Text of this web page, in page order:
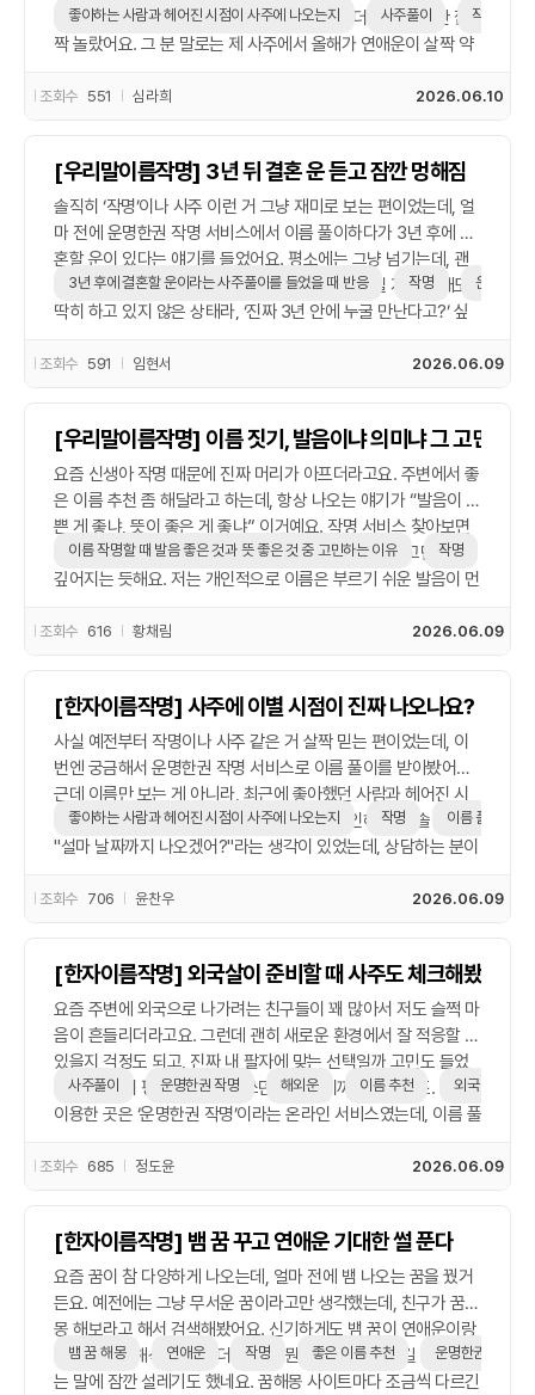
요즘은 이름이나 관계 고민 있으면 작명 서비스 한 번쯤 참고해보
는 것도 나쁘지 않은 것 같아요. 아무튼 이런 경험이 처음은 아니
요. 저랑 비슷한 고민 있는 분들은 가볍게 이름 풀이 받아보면서
풀이도 해주고, 최근에 힘든 일이 있었냐고 묻더라고요. 순간 깜
짝 놀랐어요. 그 분 말로는 제 사주에서 올해가 연애운이 살짝 약
솔직히 반신반의했는데, 진짜 그 해에 헤어졌던 거라 신기하긴 했
이름 추천받으면서 이름풀이로 제 성격이나 연애 스타일까지 얘
기해주셔서 나름 재밌었어요. 신생아 작명처럼 완전히 새로 이름
을 바꾸는 건 아니지만, 이름이 가진 힘에 대해 생각해보게 되더
라고요. 다시 돌아보면, 이별 시점이 정확히 나온다고 믿을 건 아
니지만, 나름 위로도 되고 새로운 시각도 얻게 됐어요. 요즘엔 궁
금하면 한번쯤 사주풀이나 작명 상담 받아보는 것도 나쁘지 않은
좋아하는 사람과 헤어진 시점이 사주에 나오는지 사주풀이 작명
조회수 551 심라희 2026.06.10
[우리말이름작명] 3년 뒤 결혼 운 듣고 잠깐 멍해짐
솔직히 ‘작명’이나 사주 이런 거 그냥 재미로 보는 편이었는데, 얼
마 전에 운명한권 작명 서비스에서 이름 풀이하다가 3년 후에 결
혼할 운이 있다는 얘기를 들었어요. 평소에는 그냥 넘기는데, 괜
히 그 말 한마디가 머릿속에 계속 남더라구요. 사실 지금 연애도
딱히 하고 있지 않은 상태라, ‘진짜 3년 안에 누굴 만난다고?’ 싶
이름 추천이라도 다시 받아야 하나 싶기도 하고요. 이름 하나 바
니 다들 ‘그런 거 믿냐’면서도, 은근히 자기 사주도 찾아보더라고
요. 뭐랄까, 미래에 대한 단순한 호기심이랄까… 3년 후면 뭐든 바
뀔 수 있다는 생각에, 괜히 그 시기가 기다려지는 느낌도 있었어
요. 한편으론, 지금은 내 이름도, 내 삶도 그냥 자연스럽게 흘러가
게 두고 싶다는 생각도 들었어요. 사주풀이든 이름 풀이든 가끔은
이런 소소한 재미가 또 삶에 자극이 되기도 하는 듯합니다.
3년 후에 결혼할 운이라는 사주풀이를 들었을 때 반응 작명 운명한권
조회수 591 임현서 2026.06.09
[우리말이름작명] 이름 짓기, 발음이냐 의미냐 그 고민
요즘 신생아 작명 때문에 진짜 머리가 아프더라고요. 주변에서 좋
은 이름 추천 좀 해달라고 하는데, 항상 나오는 얘기가 “발음이 예
쁜 게 좋냐, 뜻이 좋은 게 좋냐” 이거예요. 작명 서비스 찾아보면
다들 각자 장단점 얘기해주는데, 실제로 지을 땐 막상 고민이 더
깊어지는 듯해요. 저는 개인적으로 이름은 부르기 쉬운 발음이 먼
하거나 너무 흔한 느낌이 들면 또 고민이 시작됩니다. 가족 중에
여러 번 불러보면서, 발음이 입에 착 붙는 것도 꽤 중요하다고 느
꼈어요. 반대로, 나중에 본인이 이름의 뜻을 궁금해할 수도 있으
니 그 의미도 무시할 수 없더라고요. 실제로 작명할 때 이 두 가지
사이에서 고민한 경험, 진짜 누구나 한 번쯤 겪는 것 같아요. 최종
적으로는 발음과 의미 둘 다 놓치지 않는 선에서 결정했는데, 쉽
지 않았던 만큼 뭔가 더 애착이 생기더라고요. 이름 짓기라는 게
습니다.
이름 작명할 때 발음 좋은 것과 뜻 좋은 것 중 고민하는 이유 작명
조회수 616 황채림 2026.06.09
[한자이름작명] 사주에 이별 시점이 진짜 나오나요?
사실 예전부터 작명이나 사주 같은 거 살짝 믿는 편이었는데, 이
번엔 궁금해서 운명한권 작명 서비스로 이름 풀이를 받아봤어요.
근데 이름만 보는 게 아니라, 최근에 좋아했던 사람과 헤어진 시
점이 사주에 나온다는 얘기를 들어서 직접 확인해봤죠. 솔직히
"설마 날짜까지 나오겠어?"라는 생각이 있었는데, 상담하는 분이
요. 이게 완전 날짜까지 맞진 않았지만, 흐름이나 분위기는 진짜
준다는 설명도 들으니 괜히 새 이름으로 바꾸고 싶어지더라고요.
요즘은 신생아 작명도 사주랑 같이 많이 본다고 하던데, 진짜 애
들 이름 짓는 데 참고할만하긴 한 듯요. 아무튼 사주가 무조건 맞
다고 할 순 없지만, 내 인생에 있었던 큰 이별 같은 시기를 비슷하
게 짚어주니까 한 번쯤 경험해볼 만하다고 생각해요. 괜히 예전
일 다시 떠올리면서 묘하게 위로도 되고요.
좋아하는 사람과 헤어진 시점이 사주에 나오는지 작명 이름 풀이
조회수 706 윤찬우 2026.06.09
[한자이름작명] 외국살이 준비할 때 사주도 체크해봤어요
요즘 주변에 외국으로 나가려는 친구들이 꽤 많아서 저도 슬쩍 마
음이 흔들리더라고요. 그런데 괜히 새로운 환경에서 잘 적응할 수
있을지 걱정도 되고, 진짜 내 팔자에 맞는 선택일까 고민도 들었
어요. 그래서 평소에 신경 안 쓰던 사주풀이까지 찾아봤죠. 제가
이용한 곳은 ‘운명한권 작명’이라는 온라인 서비스였는데, 이름 풀
고요. 상담 받으면서 내 사주에 해외 운이 있는지, 지금 시기가 좋
문제도 나름 고민했는데, 해외에서 부르기 쉬운 한글 이름으로 좋
은 이름 추천도 해주더라고요. 평소 신생아 작명이나 이름 풀이만
봤던 저한테는 새로운 경험이었어요. 결과적으로 그냥 기분 탓이
겠지만, 준비하는 데 확신이 조금 더 생겼던 것 같아요. 혹시 저처
럼 외국 생활 앞두고 고민 많으신 분들, 그냥 재미 삼아라도 사주
한 번 체크해보는 것도 나쁘지 않은 것 같아요. 물론 다 믿을 건 아
사주풀이 운명한권 작명 해외운 이름 추천 외국 이름
조회수 685 정도윤 2026.06.09
[한자이름작명] 뱀 꿈 꾸고 연애운 기대한 썰 푼다
요즘 꿈이 참 다양하게 나오는데, 얼마 전에 뱀 나오는 꿈을 꿨거
든요. 예전에는 그냥 무서운 꿈이라고만 생각했는데, 친구가 꿈해
몽 해보라고 해서 검색해봤어요. 신기하게도 뱀 꿈이 연애운이랑
연결된다는 해석이 꽤 많더라고요. 뭔가 좋은 일이 생길 수 있다
는 말에 잠깐 설레기도 했네요. 꿈해몽 사이트마다 조금씩 다르긴
뱀 꿈 해몽 연애운 작명 좋은 이름 추천 운명한권 작명